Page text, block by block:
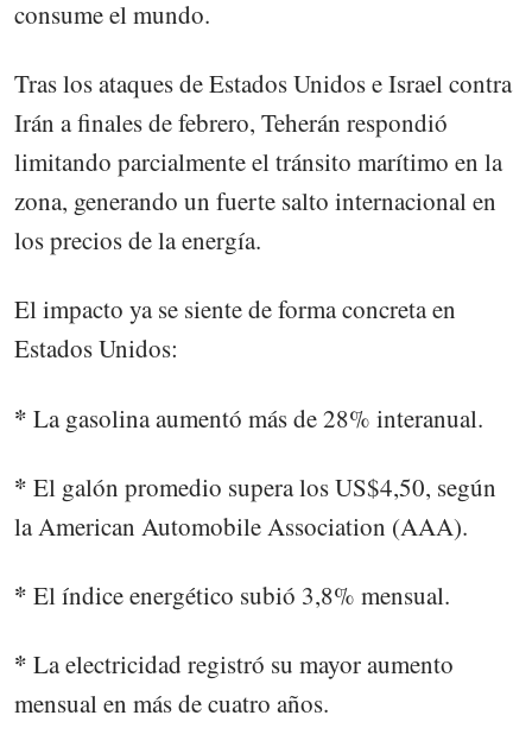
consume el mundo.
Tras los ataques de Estados Unidos e Israel contra
Irán a finales de febrero, Teherán respondió
limitando parcialmente el tránsito marítimo en la
zona, generando un fuerte salto internacional en
los precios de la energía.
El impacto ya se siente de forma concreta en
Estados Unidos:
* La gasolina aumentó más de 28% interanual.
* El galón promedio supera los US$4,50, según
la American Automobile Association (AAA).
* El índice energético subió 3,8% mensual.
* La electricidad registró su mayor aumento
mensual en más de cuatro años.